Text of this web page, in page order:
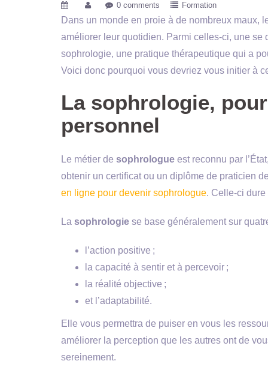
0 comments Formation
Dans un monde en proie à de nombreux maux,
améliorer leur quotidien. Parmi celles-ci, une se
sophrologie, une pratique thérapeutique qui a
Voici donc pourquoi vous devriez vous initier à
La sophrologie,
personnel
Le métier de sophrologue est reconnu par
obtenir un certificat ou un diplôme de praticien
en ligne pour devenir sophrologue. Celle-ci dure
La sophrologie se base généralement sur
l’action positive ;
la capacité à sentir et à percevoir ;
la réalité objective ;
et l’adaptabilité.
Elle vous permettra de puiser en vous les
améliorer la perception que les autres ont de
sereinement.